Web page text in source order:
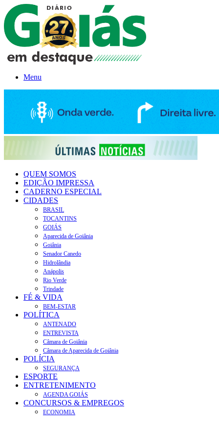
Menu
QUEM SOMOS
EDIÇÃO IMPRESSA
CADERNO ESPECIAL
CIDADES
BRASIL
TOCANTINS
GOIÁS
Aparecida de Goiânia
Goiânia
Senador Canedo
Hidrolândia
Anápolis
Rio Verde
Trindade
FÉ & VIDA
BEM-ESTAR
POLÍTICA
ANTENADO
ENTREVISTA
Câmara de Goiânia
Câmara de Aparecida de Goiânia
POLÍCIA
SEGURANÇA
ESPORTE
ENTRETENIMENTO
AGENDA GOIÁS
CONCURSOS & EMPREGOS
ECONOMIA